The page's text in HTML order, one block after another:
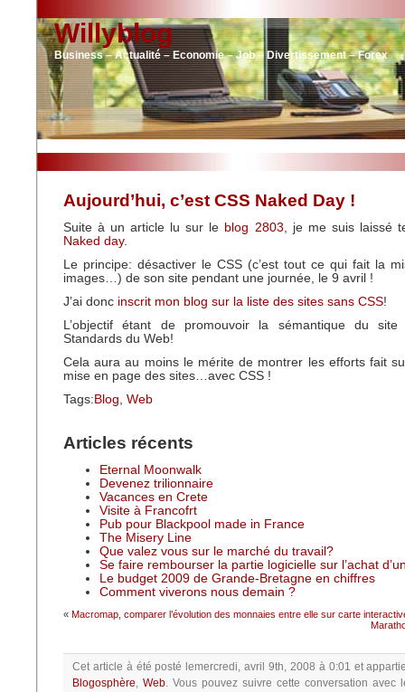
Willyblog
Business – Actualité – Economie – Job – Divertissement – Forex
Aujourd’hui, c’est CSS Naked Day !
Suite à un article lu sur le blog 2803, je me suis laissé
Naked day.
Le principe: désactiver le CSS (c’est tout ce qui fait la
images…) de son site pendant une journée, le 9 avril !
J’ai donc inscrit mon blog sur la liste des sites sans CSS!
L’objectif étant de promouvoir la sémantique du
Standards du Web!
Cela aura au moins le mérite de montrer les efforts fait
mise en page des sites…avec CSS !
Tags: Blog, Web
Articles récents
Eternal Moonwalk
Devenez trilionnaire
Vacances en Crete
Visite à Francofrt
Pub pour Blackpool made in France
The Misery Line
Que valez vous sur le marché du travail?
Se faire rembourser la partie logicielle sur l’achat
Le budget 2009 de Grande-Bretagne en chiffres
Comment viverons nous demain ?
« Macromap, comparer l’évolution des monnaies entre elle sur carte
Cet article à été posté lemercredi, avril 9th, 2008 à 0:01 et
Blogosphère, Web. Vous pouvez suivre cette conversation avec